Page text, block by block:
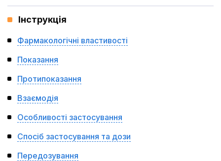
Інструкція
Фармакологічні властивості
Показання
Протипоказання
Взаємодія
Особливості застосування
Спосіб застосування та дози
Передозування